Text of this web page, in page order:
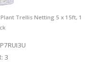
Trellis Netting 5 x 15ft, 1
3